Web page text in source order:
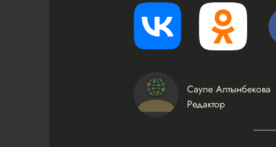
Сауле Алтынбекова
Редактор